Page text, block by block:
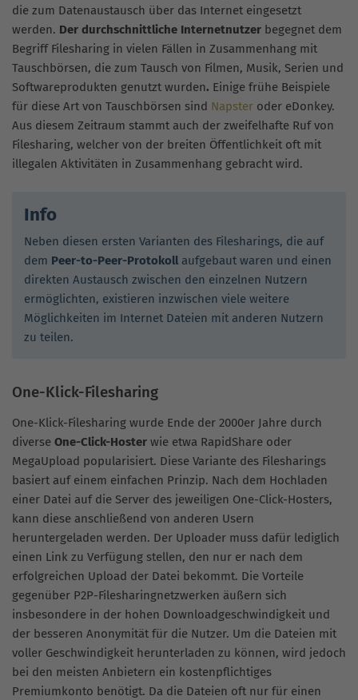
die zum Datenaustausch über das Internet eingesetzt
werden. Der durchschnittliche Internetnutzer begegnet dem
Begriff Filesharing in vielen Fällen in Zusammenhang mit
Tauschbörsen, die zum Tausch von Filmen, Musik, Serien und
Softwareprodukten genutzt wurden. Einige frühe Beispiele
für diese Art von Tauschbörsen sind Napster oder eDonkey.
Aus diesem Zeitraum stammt auch der zweifelhafte Ruf von
Filesharing, welcher von der breiten Öffentlichkeit oft mit
illegalen Aktivitäten in Zusammenhang gebracht wird.
Info
Neben diesen ersten Varianten des Filesharings, die auf
dem Peer-to-Peer-Protokoll aufgebaut waren und einen
direkten Austausch zwischen den einzelnen Nutzern
ermöglichten, existieren inzwischen viele weitere
Möglichkeiten im Internet Dateien mit anderen Nutzern
zu teilen.
One-Klick-Filesharing
One-Klick-Filesharing wurde Ende der 2000er Jahre durch
diverse One-Click-Hoster wie etwa RapidShare oder
MegaUpload popularisiert. Diese Variante des Filesharings
basiert auf einem einfachen Prinzip. Nach dem Hochladen
einer Datei auf die Server des jeweiligen One-Click-Hosters,
kann diese anschließend von anderen Usern
heruntergeladen werden. Der Uploader muss dafür lediglich
einen Link zu Verfügung stellen, den nur er nach dem
erfolgreichen Upload der Datei bekommt. Die Vorteile
gegenüber P2P-Filesharingnetzwerken äußern sich
insbesondere in der hohen Downloadgeschwindigkeit und
der besseren Anonymität für die Nutzer. Um die Dateien mit
voller Geschwindigkeit herunterladen zu können, wird jedoch
bei den meisten Anbietern ein kostenpflichtiges
Premiumkonto benötigt. Da die Dateien oft nur für einen